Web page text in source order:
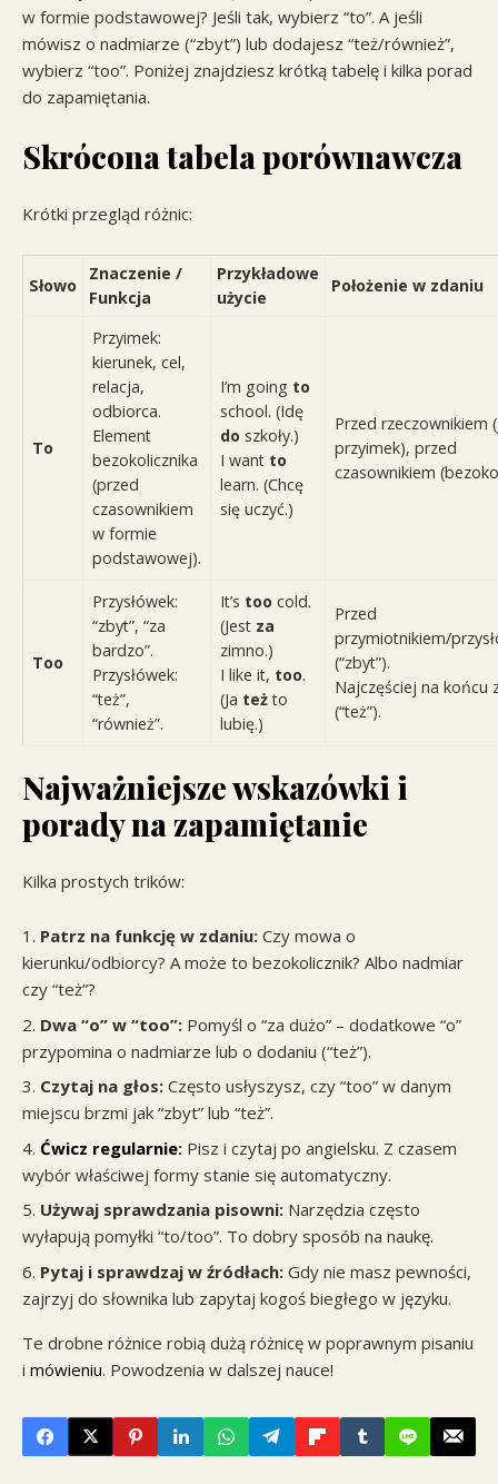
w formie podstawowej? Jeśli tak, wybierz “to”. A jeśli
mówisz o nadmiarze (“zbyt”) lub dodajesz “też/również”,
wybierz “too”. Poniżej znajdziesz krótką tabelę i kilka porad
do zapamiętania.
Skrócona tabela porównawcza
Krótki przegląd różnic:
Słowo
Znaczenie /
Funkcja
Przykładowe
użycie
Położenie w zdaniu
To
Przyimek:
kierunek, cel,
relacja,
odbiorca.
Element
bezokolicznika
(przed
czasownikiem
w formie
podstawowej).
I’m going to
school. (Idę
do szkoły.)
I want to
learn. (Chcę
się uczyć.)
Przed rzeczownikiem
przyimek), przed
czasownikiem
Too
Przysłówek:
“zbyt”, “za
bardzo”.
Przysłówek:
“też”,
“również”.
It’s too cold.
(Jest za
zimno.)
I like it, too.
(Ja teżto
lubię.)
Przed
przymiotnikiem/
(“zbyt”).
Najczęściej na końcu
(“też”).
Najważniejsze wskazówki i
porady na zapamiętanie
Kilka prostych trików:
Patrz na funkcję w zdaniu: Czy mowa o
kierunku/odbiorcy? A może to bezokolicznik? Albo nadmiar
czy “też”?
Dwa “o” w “too”: Pomyśl o “za dużo” – dodatkowe “o”
przypomina o nadmiarze lub o dodaniu (“też”).
Czytaj na głos: Często usłyszysz, czy “too” w danym
miejscu brzmi jak “zbyt” lub “też”.
Ćwicz regularnie: Pisz i czytaj po angielsku. Z czasem
wybór właściwej formy stanie się automatyczny.
Używaj sprawdzania pisowni: Narzędzia często
wyłapują pomyłki “to/too”. To dobry sposób na naukę.
Pytaj i sprawdzaj w źródłach: Gdy nie masz pewności,
zajrzyj do słownika lub zapytaj kogoś biegłego w języku.
Te drobne różnice robią dużą różnicę w poprawnym pisaniu
i mówieniu. Powodzenia w dalszej nauce!